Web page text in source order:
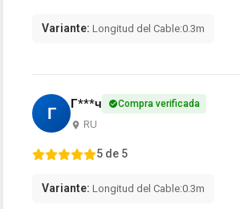
Variante: Longitud del Cable:0.3m
Г Г***ч Compra verificada
RU
5 de 5
Variante: Longitud del Cable:0.3m